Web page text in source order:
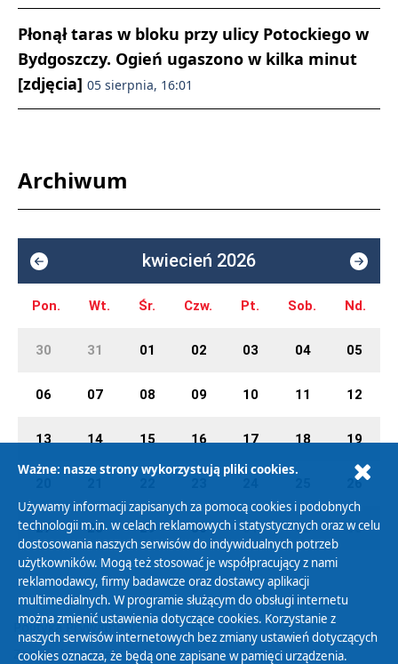
Płonął taras w bloku przy ulicy Potockiego w
Bydgoszczy. Ogień ugaszono w kilka minut
[zdjęcia] 05 sierpnia, 16:01
Archiwum
kwiecień 2026
Pon. Wt. Śr. Czw. Pt. Sob. Nd.
30 31 01 02 03 04 05
06 07 08 09 10 11 12
13 14 15 16 17 18 19
26
27 28 29 30 01 02 03
Polityka Prywatności
Zasady korzystania z Serwisu
Ważne: nasze strony wykorzystują pliki cookies.
Używamy informacji zapisanych za pomocą cookies i podobnych
technologii m.in. w celach reklamowych i statystycznych oraz w celu
dostosowania naszych serwisów do indywidualnych potrzeb
użytkowników. Mogą też stosować je współpracujący z nami
reklamodawcy, firmy badawcze oraz dostawcy aplikacji
multimedialnych. W programie służącym do obsługi internetu
można zmienić ustawienia dotyczące cookies. Korzystanie z
naszych serwisów internetowych bez zmiany ustawień dotyczących
cookies oznacza, że będą one zapisane w pamięci urządzenia.